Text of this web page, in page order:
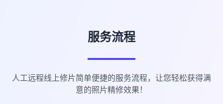
服务流程
人工远程线上修片简单便捷的服务流程，让您轻松获得满
意的照片精修效果！